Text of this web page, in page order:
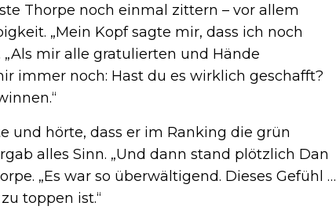
Thorpe noch einmal zittern – vor allem
„Mein Kopf sagte mir, dass ich noch
mir alle gratulierten und Hände
immer noch: Hast du es wirklich geschafft?
und hörte, dass er im Ranking die grün
alles Sinn. „Und dann stand plötzlich Dan
„Es war so überwältigend. Dieses Gefühl …
toppen ist.“